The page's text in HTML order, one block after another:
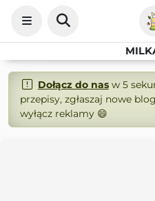
Dołącz do nasw 5
przepisy, zgłaszaj nowe
wyłącz reklamy 😄